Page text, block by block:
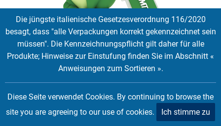
M339 Crooner Frog
EMTEC Animalitos Familie Crooner Frosch, der Sänger mit
Tags:Licenses
Die jüngste italienische Gesetzesverordnung 116/2020
besagt, dass "alle Verpackungen korrekt gekennzeichnet sein
müssen". Die Kennzeichnungspflicht gilt daher für alle
Produkte; Hinweise zur Einstufung finden Sie im Abschnitt «
Anweisungen zum Sortieren ».
Diese Seite verwendet Cookies. By continuing to browse the
site you are agreeing to our use of cookies.
Ich stimme zu